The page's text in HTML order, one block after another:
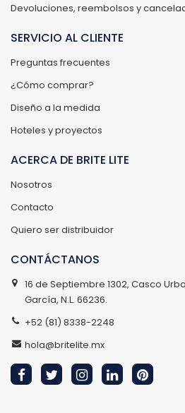
Devoluciones, reembolsos y
SERVICIO AL CLIENTE
Preguntas frecuentes
¿Cómo comprar?
Diseño a la medida
Hoteles y proyectos
ACERCA DE BRITE LITE
Nosotros
Contacto
Quiero ser distribuidor
CONTÁCTANOS
16 de Septiembre 1302, Casco
García, N.L. 66236.
+52 (81) 8338-2248
hola@britelite.mx